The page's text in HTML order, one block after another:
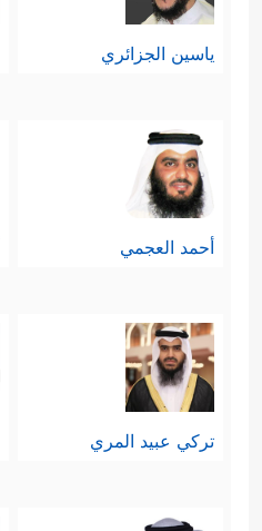
ياسين الجزائري
أحمد العجمي
تركي عبيد المري